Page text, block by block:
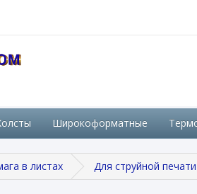
Широкоформатные
в листах Для струйной печати